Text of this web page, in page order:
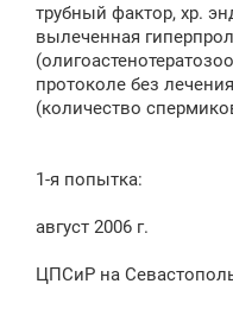
и
е
трубный фактор, хр.
вылеченная
протоколе без
(количество
1-я попытка:
август 2006 г.
ЦПСиР на